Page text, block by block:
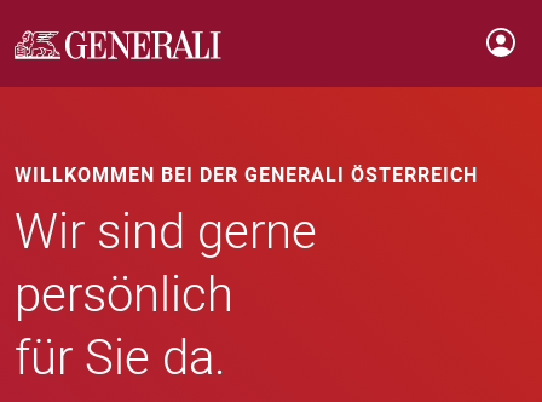
WILLKOMMEN BEI DER GENERALI ÖSTERREICH
Wir sind gerne
persönlich
für Sie da.